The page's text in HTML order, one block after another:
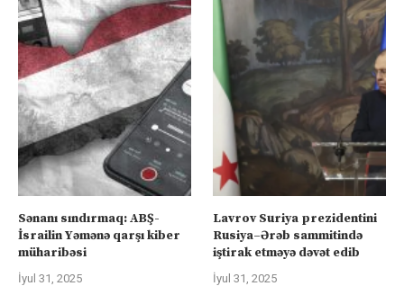
Sənanı sındırmaq: ABŞ-
İsrailin Yəmənə qarşı kiber
müharibəsi
İyul 31, 2025
Lavrov Suriya prezidentini
Rusiya–Ərəb sammitində
iştirak etməyə dəvət edib
İyul 31, 2025